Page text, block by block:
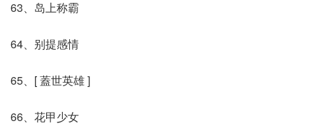
63、岛上称霸
64、别提感情
65、[ 蓋世英雄 ]
66、花甲少女